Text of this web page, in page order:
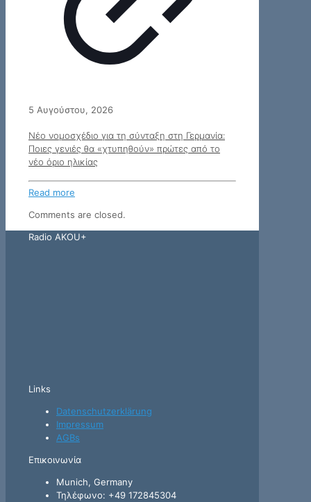
5 Αυγούστου, 2026
Νέο νομοσχέδιο για τη σύνταξη στη Γερμανία:
Ποιες γενιές θα «χτυπηθούν» πρώτες από το
νέο όριο ηλικίας
Read more
Comments are closed.
Radio AKOU+
Links
Datenschutzerklärung
Impressum
AGBs
Επικοινωνία
Munich, Germany
Τηλέφωνο: +49 172845304